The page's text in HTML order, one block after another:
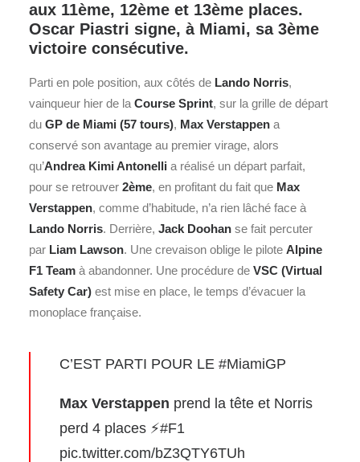
aux 11ème, 12ème et 13ème places.
Oscar Piastri signe, à Miami, sa 3ème
victoire consécutive.
Parti en pole position, aux côtés de Lando Norris,
vainqueur hier de la Course Sprint, sur la grille de départ
du GP de Miami (57 tours), Max Verstappen a
conservé son avantage au premier virage, alors
qu’Andrea Kimi Antonelli a réalisé un départ parfait,
pour se retrouver 2ème, en profitant du fait que Max
Verstappen, comme d’habitude, n’a rien lâché face à
Lando Norris. Derrière, Jack Doohan se fait percuter
par Liam Lawson. Une crevaison oblige le pilote Alpine
F1 Team à abandonner. Une procédure de VSC (Virtual
Safety Car) est mise en place, le temps d’évacuer la
monoplace française.
C’EST PARTI POUR LE #MiamiGP
Max Verstappen prend la tête et Norris
perd 4 places ⚡️#F1
pic.twitter.com/bZ3QTY6TUh